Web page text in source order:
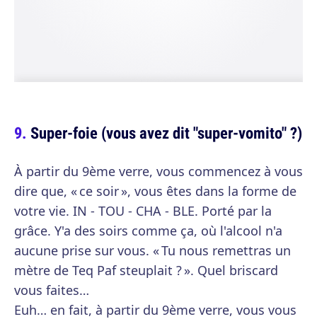
Super-foie (vous avez dit "super-vomito" ?)
À partir du 9ème verre, vous commencez à vous
dire que, « ce soir », vous êtes dans la forme de
votre vie. IN - TOU - CHA - BLE. Porté par la
grâce. Y'a des soirs comme ça, où l'alcool n'a
aucune prise sur vous. « Tu nous remettras un
mètre de Teq Paf steuplait ? ». Quel briscard
vous faites…
Euh… en fait, à partir du 9ème verre, vous vous